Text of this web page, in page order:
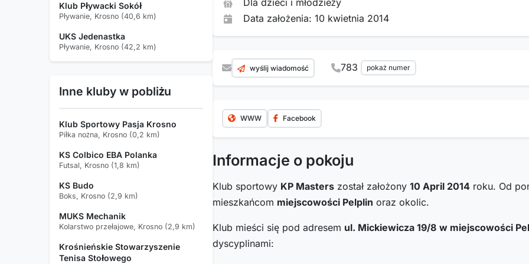
Data założenia: 10 kwietnia 2014
wyślij wiadomość 783 pokaż numer
WWW Facebook
Informacje o pokoju
Klub sportowy KP Masters został założony 10 April 2014 roku. Od
mieszkańcom miejscowości Pelplin oraz okolic.
Klub mieści się pod adresem ul. Mickiewicza 19/8 w miejscowości
dyscyplinami:
Klub Pływacki Sokół
Pływanie, Krosno (40,6 km)
UKS Jedenastka
Pływanie, Krosno (42,2 km)
Inne kluby w pobliżu
Klub Sportowy Pasja Krosno
Piłka nożna, Krosno (0,2 km)
KS Colbico EBA Polanka
Futsal, Krosno (1,8 km)
KS Budo
Boks, Krosno (2,9 km)
MUKS Mechanik
Kolarstwo przełajowe, Krosno (2,9 km)
Krośnieńskie Stowarzyszenie
Tenisa Stołowego